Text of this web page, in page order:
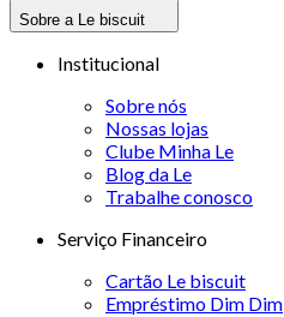
Sobre a Le biscuit
Institucional
Sobre nós
Nossas lojas
Clube Minha Le
Blog da Le
Trabalhe conosco
Serviço Financeiro
Cartão Le biscuit
Empréstimo Dim Dim